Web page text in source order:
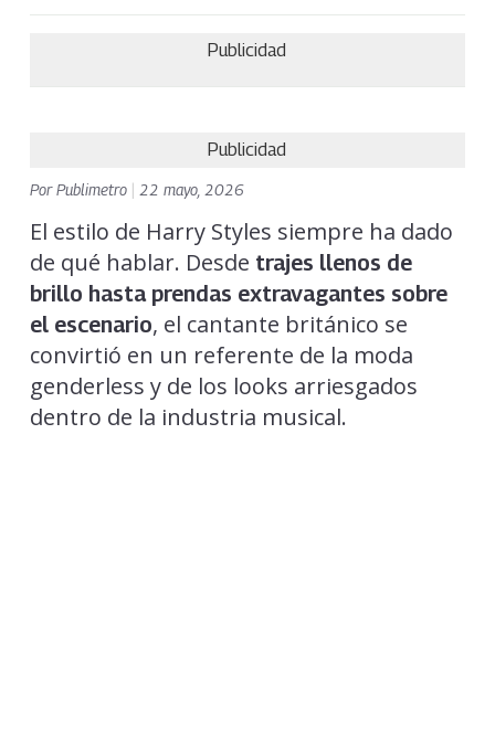
Publicidad
Publicidad
PorPublimetro 22 mayo, 2026
El estilo de Harry Styles siempre ha dado
de qué hablar. Desde trajes llenos de
brillo hasta prendas extravagantes sobre
el escenario, el cantante británico se
convirtió en un referente de la moda
genderless y de los looks arriesgados
dentro de la industria musical.